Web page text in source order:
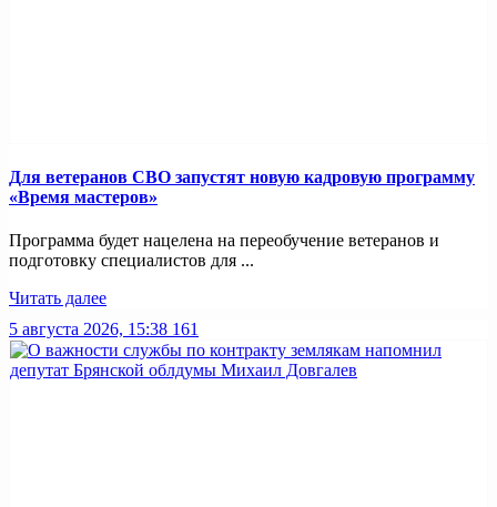
Для ветеранов СВО запустят новую кадровую программу
«Время мастеров»
Программа будет нацелена на переобучение ветеранов и
подготовку специалистов для ...
Читать далее
5 августа 2026, 15:38 161